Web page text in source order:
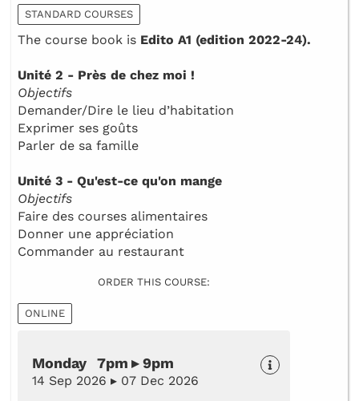
STANDARD COURSES
The course book is Edito A1 (edition 2022-24).
Unité 2 - Près de chez moi !
Objectifs
Demander/Dire le lieu d’habitation
Exprimer ses goûts
Parler de sa famille
Unité 3 - Qu'est-ce qu'on mange
Objectifs
Faire des courses alimentaires
Donner une appréciation
Commander au restaurant
ORDER THIS COURSE:
ONLINE
Monday 7pm ▸ 9pm
14 Sep 2026 ▸ 07 Dec 2026